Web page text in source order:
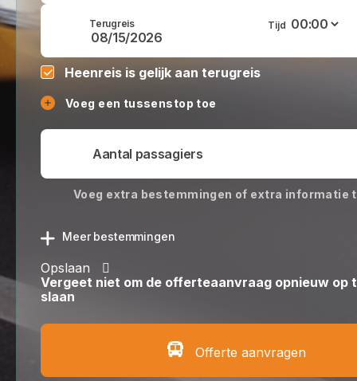
Terugreis Tijd
Heenreis is gelijk aan terugreis
Voeg een tussenstop toe
Voeg extra bestemmingen of extra informatie
Meer bestemmingen
Opslaan
Vergeet niet om de offerteaanvraag opnieuw op
slaan
Offerte aanvragen